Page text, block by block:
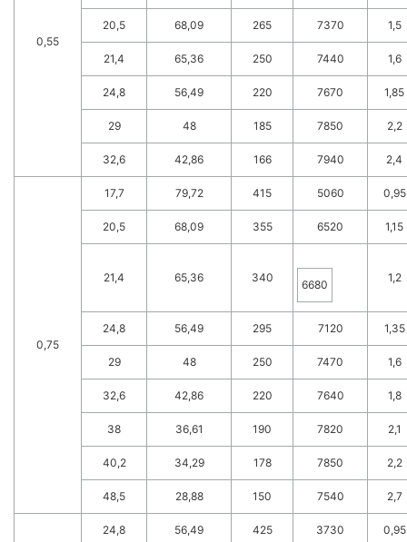
0,55
20,5 68,09 265 7370 1,5
21,4 65,36 250 7440 1,6
24,8 56,49 220 7670 1,85
29 48 185 7850 2,2
32,6 42,86 166 7940 2,4
0,75
17,7 79,72 415 5060 0,95
20,5 68,09 355 6520 1,15
21,4 65,36 340
6680
1,2
24,8 56,49 295 7120 1,35
29 48 250 7470 1,6
32,6 42,86 220 7640 1,8
38 36,61 190 7820 2,1
40,2 34,29 178 7850 2,2
48,5 28,88 150 7540 2,7
24,8 56,49 425 3730 0,95